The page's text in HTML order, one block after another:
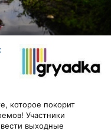
которое покорит
Участники
выходные